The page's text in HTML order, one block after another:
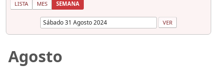
LISTA MES SEMANA
Agosto